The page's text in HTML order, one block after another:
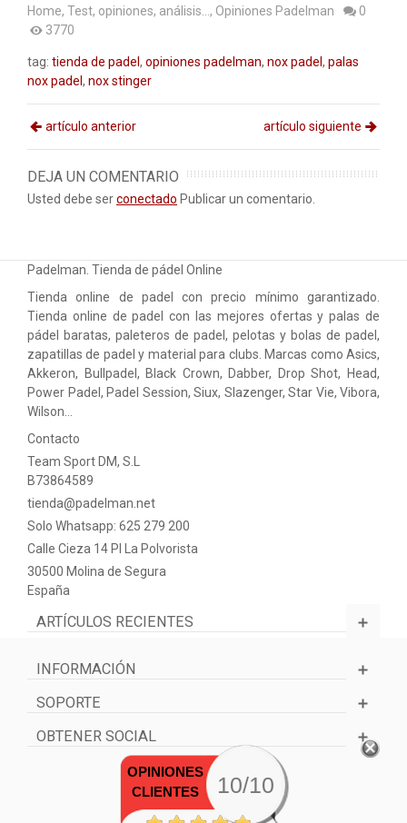
Home, Test, opiniones, análisis... , Opiniones Padelman
0
3770
tag: tienda de padel, opiniones padelman, nox padel, palas
nox padel, nox stinger
artículo anterior artículo siguiente
DEJA UN COMENTARIO
Usted debe serconectado Publicar un comentario.
Padelman. Tienda de pádel Online
Tienda online de padel con precio mínimo garantizado.
Tienda online de padel con las mejores ofertas y palas de
pádel baratas, paleteros de padel, pelotas y bolas de padel,
zapatillas de padel y material para clubs. Marcas como Asics,
Akkeron, Bullpadel, Black Crown, Dabber, Drop Shot, Head,
Power Padel, Padel Session, Siux, Slazenger, Star Vie, Vibora,
Wilson…
Contacto
Team Sport DM, S.L
B73864589
tienda@padelman.net
Solo Whatsapp: 625 279 200
Calle Cieza 14 PI La Polvorista
30500 Molina de Segura
España
ARTÍCULOS RECIENTES
INFORMACIÓN
SOPORTE
OBTENER SOCIAL
OPINIONES
CLIENTES
10/10